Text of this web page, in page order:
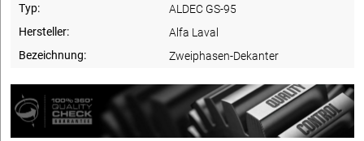
Typ:
ALDEC GS-95
Hersteller:
Alfa Laval
Bezeichnung:
Zweiphasen-Dekanter